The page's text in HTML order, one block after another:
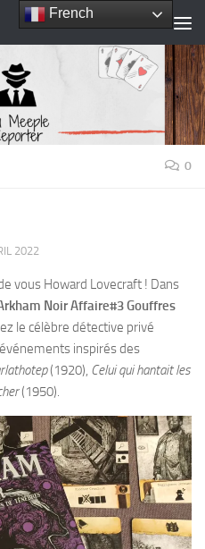
0
2022
vous Howard Lovecraft ! Dans
Noir Affaire#3 Gouffres
le célèbre détective privé
inspirés des
(1920), Celui qui hantait les
(1950).
French